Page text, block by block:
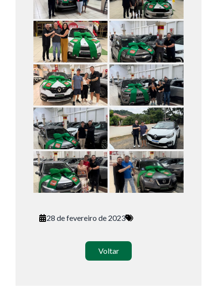
Tamanho do texto
Para aumentar ou diminuir a fonte em nosso site, utilize os
atalhos Ctrl+ (para aumentar) e Ctrl- (para diminuir) no seu
teclado.
28 de fevereiro de 2023
Voltar